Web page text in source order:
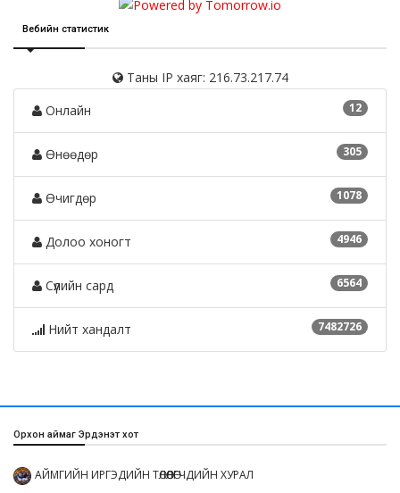
Вебийн статистик
Таны IP хаяг: 216.73.217.74
12
Онлайн
305
Өнөөдөр
1078
Өчигдөр
4946
Долоо хоногт
6564
Сүүлийн сард
7482726
Нийт хандалт
Орхон аймаг Эрдэнэт хот
АЙМГИЙН ИРГЭДИЙН ТӨЛӨӨЛӨГЧДИЙН ХУРАЛ